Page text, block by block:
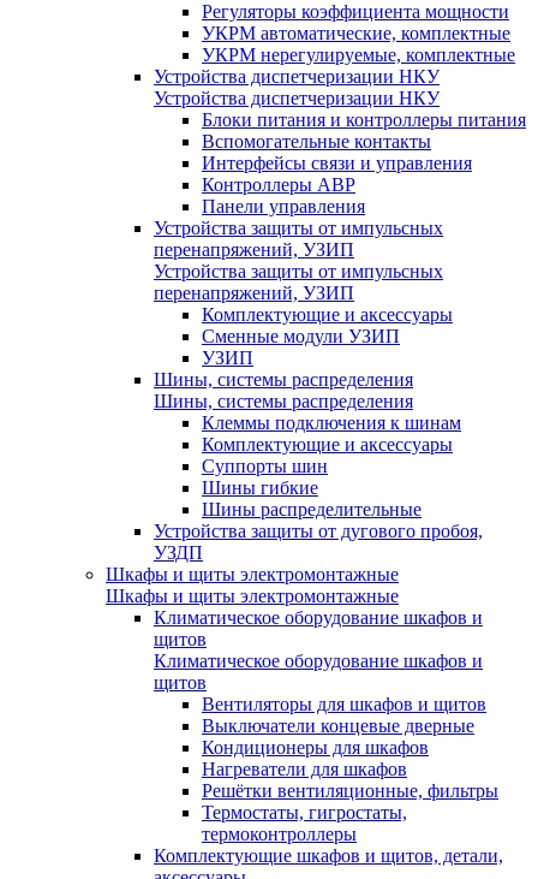
Регуляторы коэффициента мощности
УКРМ автоматические, комплектные
УКРМ нерегулируемые, комплектные
Устройства диспетчеризации НКУ
Устройства диспетчеризации НКУ
Блоки питания и контроллеры питания
Вспомогательные контакты
Интерфейсы связи и управления
Контроллеры АВР
Панели управления
Устройства защиты от импульсных
перенапряжений, УЗИП
Устройства защиты от импульсных
перенапряжений, УЗИП
Комплектующие и аксессуары
Сменные модули УЗИП
УЗИП
Шины, системы распределения
Шины, системы распределения
Клеммы подключения к шинам
Комплектующие и аксессуары
Суппорты шин
Шины гибкие
Шины распределительные
Устройства защиты от дугового пробоя,
УЗДП
Шкафы и щиты электромонтажные
Шкафы и щиты электромонтажные
Климатическое оборудование шкафов и
щитов
Климатическое оборудование шкафов и
щитов
Вентиляторы для шкафов и щитов
Выключатели концевые дверные
Кондиционеры для шкафов
Нагреватели для шкафов
Решётки вентиляционные, фильтры
Термостаты, гигростаты,
термоконтроллеры
Комплектующие шкафов и щитов, детали,